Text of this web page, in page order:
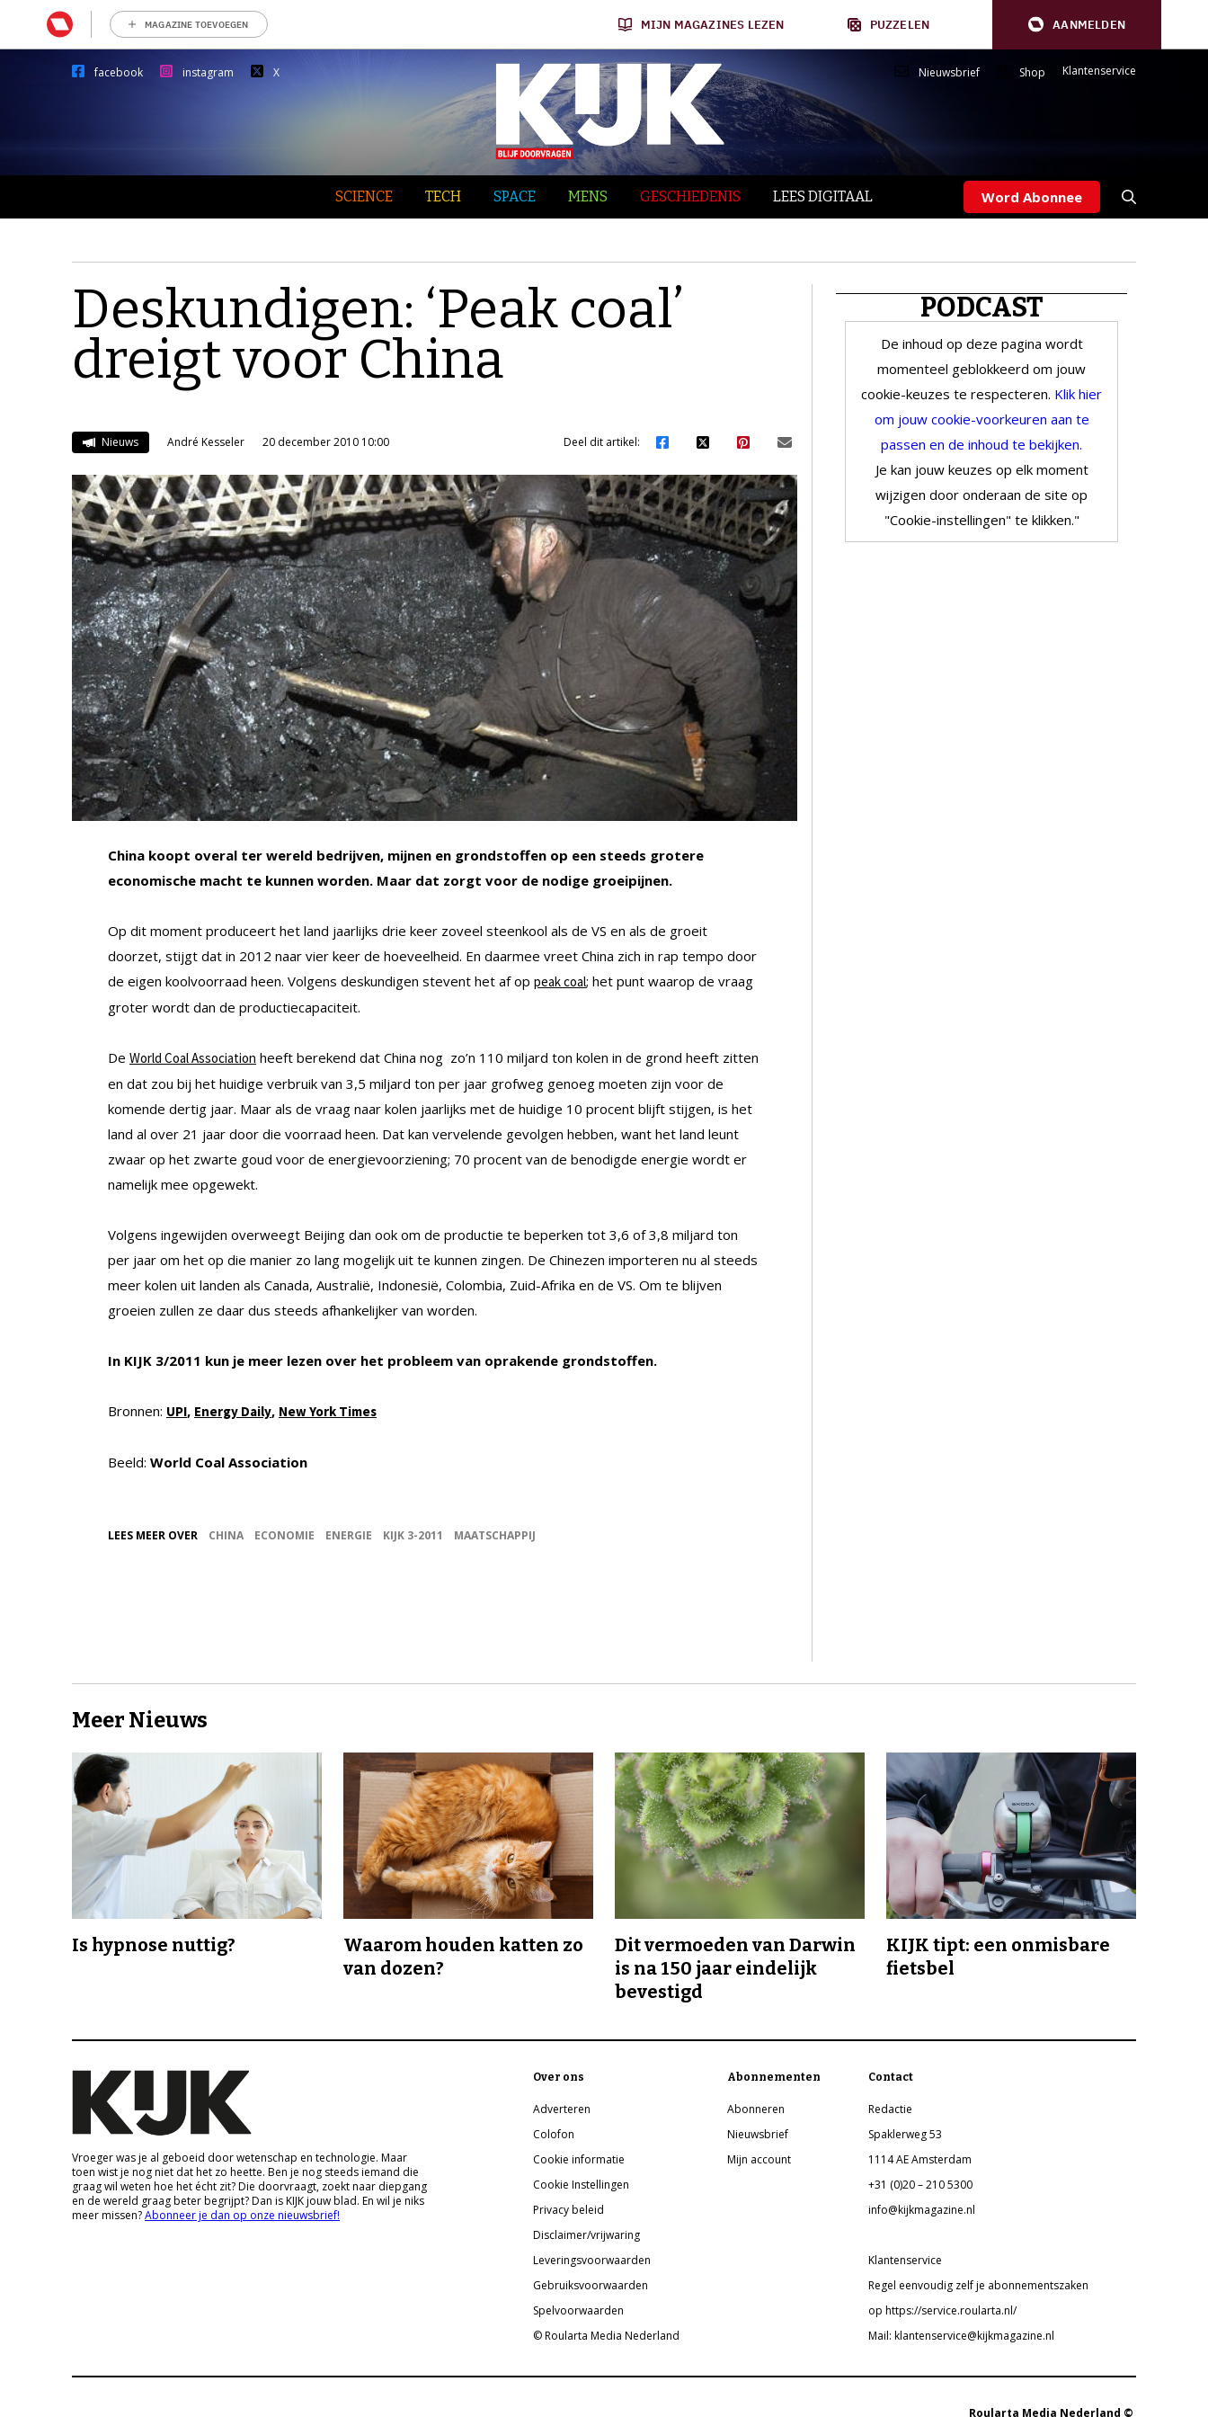
MAGAZINE TOEVOEGEN MIJN MAGAZINES LEZEN PUZZELEN AANMELDEN
facebook instagram X Nieuwsbrief Shop Klantenservice
SCIENCE TECH SPACE MENS GESCHIEDENIS LEES DIGITAAL Word Abonnee
Deskundigen: ‘Peak coal’
dreigt voor China
Nieuws André Kesseler 20 december 2010 10:00 Deel dit artikel:
China koopt overal ter wereld bedrijven, mijnen en grondstoffen op een steeds grotere
economische macht te kunnen worden. Maar dat zorgt voor de nodige groeipijnen.
Op dit moment produceert het land jaarlijks drie keer zoveel steenkool als de VS en als de groeit
doorzet, stijgt dat in 2012 naar vier keer de hoeveelheid. En daarmee vreet China zich in rap tempo door
de eigen koolvoorraad heen. Volgens deskundigen stevent het af op peak coal; het punt waarop de vraag
groter wordt dan de productiecapaciteit.
De World Coal Association heeft berekend dat China nog zo’n 110 miljard ton kolen in de grond heeft zitten
en dat zou bij het huidige verbruik van 3,5 miljard ton per jaar grofweg genoeg moeten zijn voor de
komende dertig jaar. Maar als de vraag naar kolen jaarlijks met de huidige 10 procent blijft stijgen, is het
land al over 21 jaar door die voorraad heen. Dat kan vervelende gevolgen hebben, want het land leunt
zwaar op het zwarte goud voor de energievoorziening; 70 procent van de benodigde energie wordt er
namelijk mee opgewekt.
Volgens ingewijden overweegt Beijing dan ook om de productie te beperken tot 3,6 of 3,8 miljard ton
per jaar om het op die manier zo lang mogelijk uit te kunnen zingen. De Chinezen importeren nu al steeds
meer kolen uit landen als Canada, Australië, Indonesië, Colombia, Zuid-Afrika en de VS. Om te blijven
groeien zullen ze daar dus steeds afhankelijker van worden.
In KIJK 3/2011 kun je meer lezen over het probleem van oprakende grondstoffen.
Bronnen: UPI, Energy Daily, New York Times
Beeld: World Coal Association
LEES MEER OVER CHINA ECONOMIE ENERGIE KIJK 3-2011 MAATSCHAPPIJ
PODCAST
De inhoud op deze pagina wordt
momenteel geblokkeerd om jouw
cookie-keuzes te respecteren. Klik hier
om jouw cookie-voorkeuren aan te
passen en de inhoud te bekijken.
Je kan jouw keuzes op elk moment
wijzigen door onderaan de site op
"Cookie-instellingen" te klikken."
Meer Nieuws
Is hypnose nuttig?
Waarom houden katten zo
van dozen?
Dit vermoeden van Darwin
is na 150 jaar eindelijk
bevestigd
KIJK tipt: een onmisbare
fietsbel
Vroeger was je al geboeid door wetenschap en technologie. Maar
toen wist je nog niet dat het zo heette. Ben je nog steeds iemand die
graag wil weten hoe het écht zit? Die doorvraagt, zoekt naar diepgang
en de wereld graag beter begrijpt? Dan is KIJK jouw blad. En wil je niks
meer missen?Abonneer je dan op onze nieuwsbrief!
Over ons
Adverteren
Colofon
Cookie informatie
Cookie Instellingen
Privacy beleid
Disclaimer/vrijwaring
Leveringsvoorwaarden
Gebruiksvoorwaarden
Spelvoorwaarden
© Roularta Media Nederland
Abonnementen
Abonneren
Nieuwsbrief
Mijn account
Contact
Redactie
Spaklerweg 53
1114 AE Amsterdam
+31 (0)20 – 210 5300
info@kijkmagazine.nl
Klantenservice
Regel eenvoudig zelf je abonnementszaken
op https://service.roularta.nl/
Mail: klantenservice@kijkmagazine.nl
Roularta Media Nederland ©